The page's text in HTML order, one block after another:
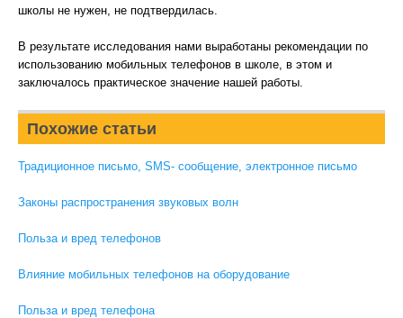
школы не нужен, не подтвердилась.
В результате исследования нами выработаны рекомендации по
использованию мобильных телефонов в школе, в этом и
заключалось практическое значение нашей работы.
Похожие статьи
Традиционное письмо, SMS- сообщение, электронное письмо
Законы распространения звуковых волн
Польза и вред телефонов
Влияние мобильных телефонов на оборудование
Польза и вред телефона